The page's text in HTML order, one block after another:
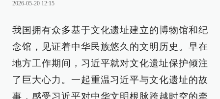
2026-05-20 12:15
我国拥有众多基于文化遗址建立的博物馆和纪
念馆，见证着中华民族悠久的文明历史。早在
地方工作期间，习近平就对文化遗址保护倾注
了巨大心力。一起重温习近平与文化遗址的故
事，感受习近平对中华文明根脉跨越时空的牵